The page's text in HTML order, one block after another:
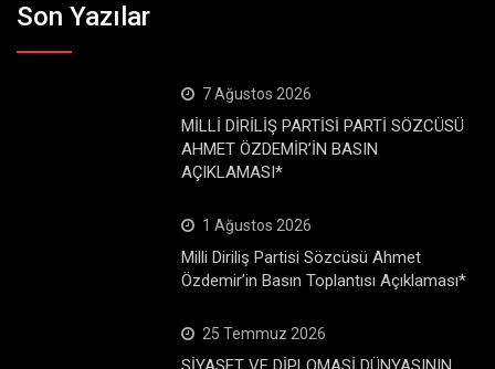
Son Yazılar
7 Ağustos 2026
MİLLİ DİRİLİŞ PARTİSİ PARTİ SÖZCÜSÜ
AHMET ÖZDEMİR’İN BASIN
AÇIKLAMASI*
1 Ağustos 2026
Milli Diriliş Partisi Sözcüsü Ahmet
Özdemir’in Basın Toplantısı Açıklaması*
25 Temmuz 2026